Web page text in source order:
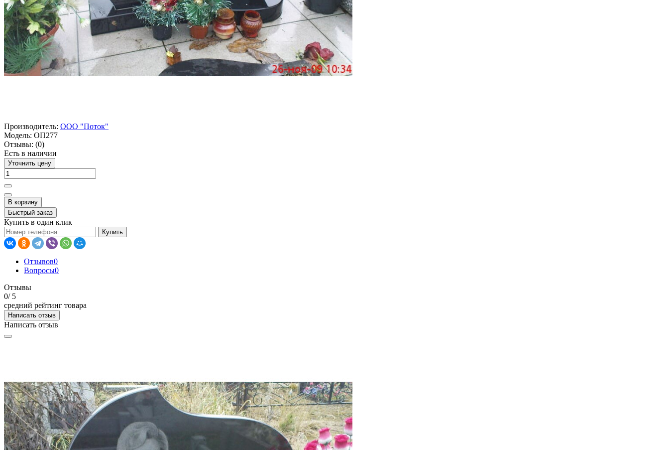
Производитель: ООО "Поток"
Модель: ОП277
Отзывы: (0)
Есть в наличии
Уточнить цену
В корзину
Быстрый заказ
Купить в один клик
Купить
Отзывов0
Вопросы0
Отзывы
0/ 5
средний рейтинг товара
Написать отзыв
Написать отзыв